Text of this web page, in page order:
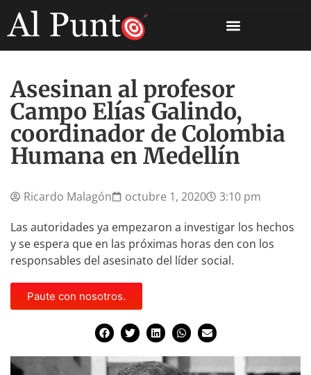
Asesinan al profesor
Campo Elías Galindo,
coordinador de Colombia
Humana en Medellín
Ricardo Malagón octubre 1, 2020
3:10 pm
Las autoridades ya empezaron a investigar los hechos
y se espera que en las próximas horas den con los
responsables del asesinato del líder social.
Paute con nosotros.